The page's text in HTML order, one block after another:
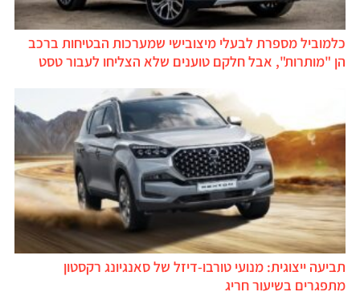
כלמוביל מספרת לבעלי מיצובישי שמערכות הבטיחות ברכב
הן "מותרות", אבל חלקם טוענים שלא הצליחו לעבור טסט
תביעה ייצוגית: מנועי טורבו-דיזל של סאנגיונג רקסטון
מתפגרים בשיעור חריג